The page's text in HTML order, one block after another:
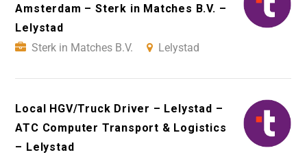
Amsterdam – Sterk in Matches B.V. –
Lelystad
Sterk in Matches B.V.
Lelystad
Local HGV/Truck Driver – Lelystad –
ATC Computer Transport & Logistics
– Lelystad